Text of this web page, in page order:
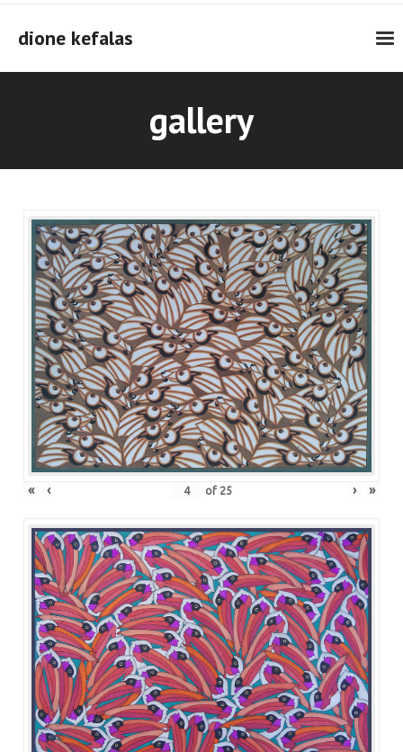
contentdione kefalas
gallery
« ‹ of 25 › »